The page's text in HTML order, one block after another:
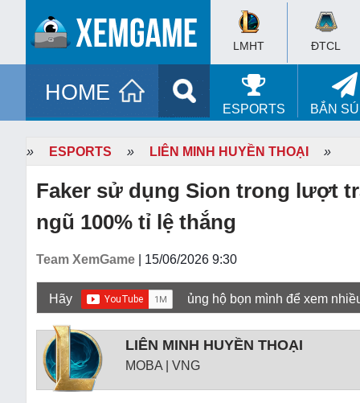
LMHT ĐTCL
HOME
ESPORTS BẮN
» ESPORTS » LIÊN MINH HUYỀN THOẠI »
Faker sử dụng Sion trong lượt
ngũ 100% tỉ lệ thắng
Team XemGame | 15/06/2026 9:30
Hãy ủng hộ bọn mình để xem
LIÊN MINH HUYỀN THOẠI
MOBA | VNG